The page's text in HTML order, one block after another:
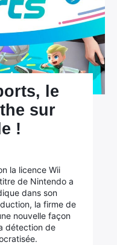
le
sur
!
la licence Wii
de Nintendo a
dans son
la firme de
nouvelle façon
détection de